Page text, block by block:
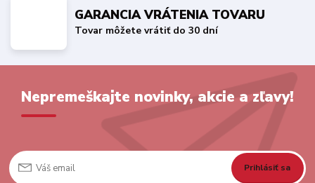
GARANCIA VRÁTENIA TOVARU
Tovar môžete vrátiť do 30 dní
Nepremeškajte novinky, akcie a zľavy!
Prihlásiť sa